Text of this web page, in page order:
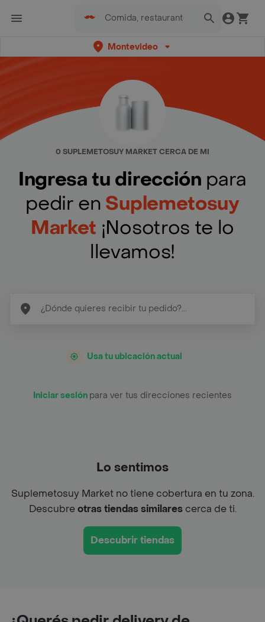
Montevideo
0 SUPLEMETOSUY MARKET CERCA DE MI
Ingresa tu dirección para
pedir en Suplemetosuy
Market ¡Nosotros te lo
llevamos!
Usa tu ubicación actual
Iniciar sesión para ver tus direcciones recientes
Lo sentimos
Suplemetosuy Market no tiene cobertura en tu zona.
Descubreotras tiendas similarescerca de ti.
Descubrir tiendas